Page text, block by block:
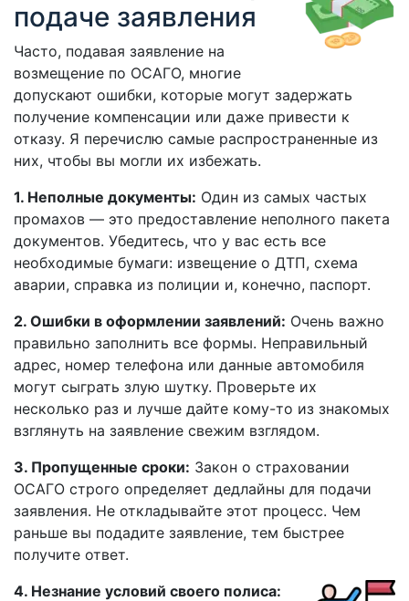
подаче заявления
Часто, подавая заявление на
возмещение по ОСАГО, многие
допускают ошибки, которые могут задержать
получение компенсации или даже привести к
отказу. Я перечислю самые распространенные из
них, чтобы вы могли их избежать.
1. Неполные документы: Один из самых частых
промахов — это предоставление неполного пакета
документов. Убедитесь, что у вас есть все
необходимые бумаги: извещение о ДТП, схема
аварии, справка из полиции и, конечно, паспорт.
2. Ошибки в оформлении заявлений: Очень важно
правильно заполнить все формы. Неправильный
адрес, номер телефона или данные автомобиля
могут сыграть злую шутку. Проверьте их
несколько раз и лучше дайте кому-то из знакомых
взглянуть на заявление свежим взглядом.
3. Пропущенные сроки: Закон о страховании
ОСАГО строго определяет дедлайны для подачи
заявления. Не откладывайте этот процесс. Чем
раньше вы подадите заявление, тем быстрее
получите ответ.
4. Незнание условий своего полиса: